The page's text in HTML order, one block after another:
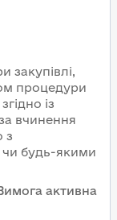
закупівлі,
процедури
із
вчинення
з
чи будь-якими
активна